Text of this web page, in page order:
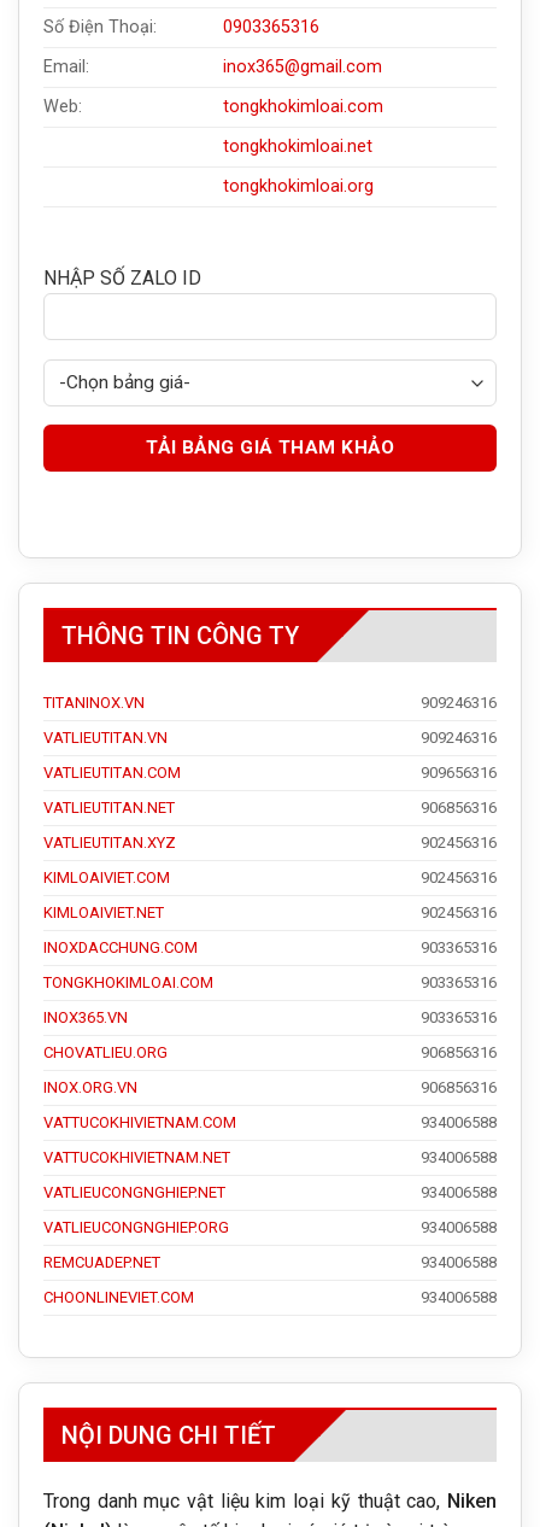
Số Điện Thoại:
0903365316
Email:
inox365@gmail.com
Web:
tongkhokimloai.com
tongkhokimloai.net
tongkhokimloai.org
NHẬP SỐ ZALO ID
THÔNG TIN CÔNG TY
TITANINOX.VN
909246316
VATLIEUTITAN.VN
909246316
VATLIEUTITAN.COM
909656316
VATLIEUTITAN.NET
906856316
VATLIEUTITAN.XYZ
902456316
KIMLOAIVIET.COM
902456316
KIMLOAIVIET.NET
902456316
INOXDACCHUNG.COM
903365316
TONGKHOKIMLOAI.COM
903365316
INOX365.VN
903365316
CHOVATLIEU.ORG
906856316
INOX.ORG.VN
906856316
VATTUCOKHIVIETNAM.COM
934006588
VATTUCOKHIVIETNAM.NET
934006588
VATLIEUCONGNGHIEP.NET
934006588
VATLIEUCONGNGHIEP.ORG
934006588
REMCUADEP.NET
934006588
CHOONLINEVIET.COM
934006588
NỘI DUNG CHI TIẾT
Trong danh mục vật liệu kim loại kỹ thuật cao, Niken